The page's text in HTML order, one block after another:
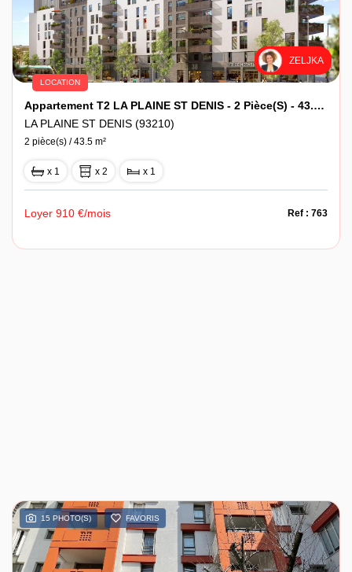
ZELJKA
LOCATION
Appartement T2 LA PLAINE ST DENIS - 2 Pièce(s) - 43.5 M2
LA PLAINE ST DENIS (93210)
2 pièce(s) / 43.5 m²
x 1 x 2 x 1
Loyer 910 €/mois Ref : 763
15 PHOTO(S) FAVORIS